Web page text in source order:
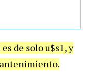
de solo u$s1, y